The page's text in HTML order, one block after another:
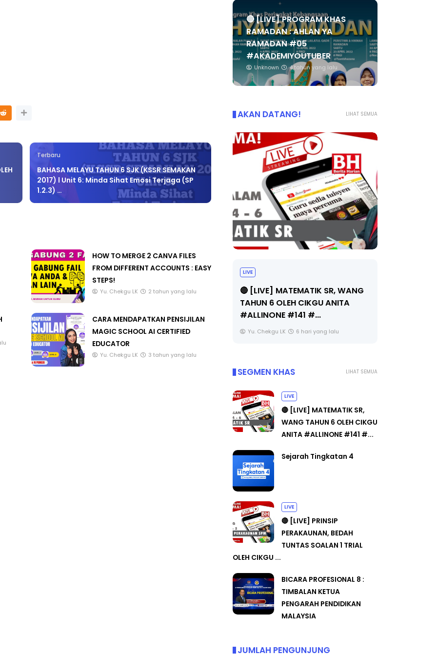
Terbaru
BAHASA MELAYU TAHUN 6 SJK (KSSR SEMAKAN
2017) l Unit 6: Minda Sihat Emosi Terjaga (SP
1.2.3) …
HOW TO MERGE 2 CANVA FILES
FROM DIFFERENT ACCOUNTS : EASY
STEPS!
Yu. Chekgu LK 2 tahun yang lalu
CARA MENDAPATKAN PENSIJILAN
MAGIC SCHOOL AI CERTIFIED
EDUCATOR
Yu. Chekgu LK 3 tahun yang lalu
🔴 [LIVE] PROGRAM KHAS
RAMADAN : AHLAN YA
RAMADAN #05
#AKADEMIYOUTUBER
Unknown 4 tahun yang lalu
LIHAT SEMUA
AKAN DATANG!
MAJLIS ANUGERAH FFK
(FESTIVAL LENSA PENDIDIKAN -
FLeP) 2026
Unknown 4 hari yang lalu
LIVE
🔴 [LIVE] MATEMATIK SR, WANG
TAHUN 6 OLEH CIKGU ANITA
#ALLINONE #141 #...
Yu. Chekgu LK 6 hari yang lalu
Unknown
LIHAT SEMUA
SEGMEN KHAS
LIVE
🔴 [LIVE] MATEMATIK SR,
WANG TAHUN 6 OLEH CIKGU
ANITA #ALLINONE #141 #...
Sejarah Tingkatan 4
LIVE
🔴 [LIVE] PRINSIP
PERAKAUNAN, BEDAH
TUNTAS SOALAN 1 TRIAL
OLEH CIKGU ...
BICARA PROFESIONAL 8 :
TIMBALAN KETUA
PENGARAH PENDIDIKAN
MALAYSIA
JUMLAH PENGUNJUNG